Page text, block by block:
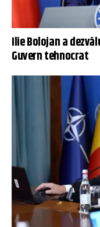
Ilie Bolojan a
Guvern tehnocrat